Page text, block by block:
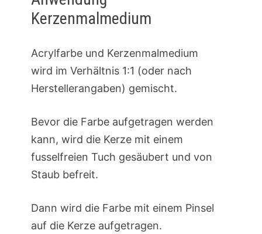
Kerzenmalmedium
Acrylfarbe und Kerzenmalmedium
wird im Verhältnis 1:1 (oder nach
Herstellerangaben) gemischt.
Bevor die Farbe aufgetragen werden
kann, wird die Kerze mit einem
fusselfreien Tuch gesäubert und von
Staub befreit.
Dann wird die Farbe mit einem Pinsel
auf die Kerze aufgetragen.